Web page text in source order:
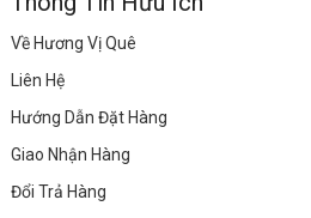
Về Hương Vị Quê
Liên Hệ
Hướng Dẫn Đặt Hàng
Giao Nhận Hàng
Đổi Trả Hàng